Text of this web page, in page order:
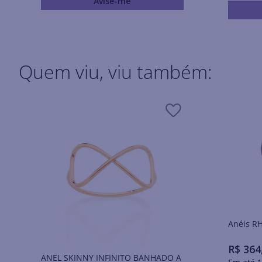
Quem viu, viu também:
ANEL SKINNY INFINITO BANHADO A
R$ 364